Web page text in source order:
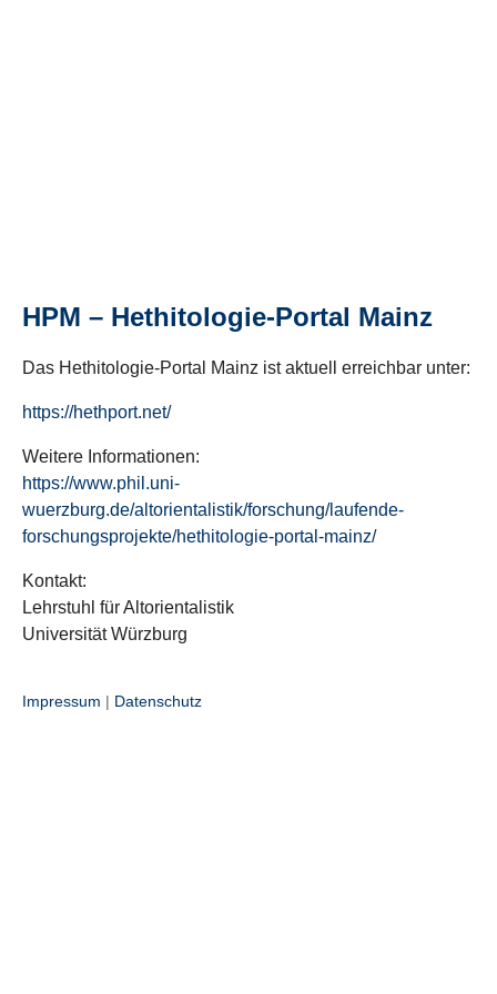
HPM – Hethitologie-Portal Mainz
Das Hethitologie-Portal Mainz ist aktuell erreichbar unter:
https://hethport.net/
Weitere Informationen:
https://www.phil.uni-
wuerzburg.de/altorientalistik/forschung/laufende-
forschungsprojekte/hethitologie-portal-mainz/
Kontakt:
Lehrstuhl für Altorientalistik
Universität Würzburg
Impressum | Datenschutz